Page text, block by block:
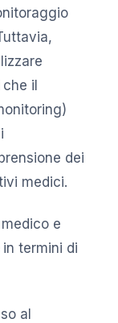
il
dei
medici.
e
termini di
al